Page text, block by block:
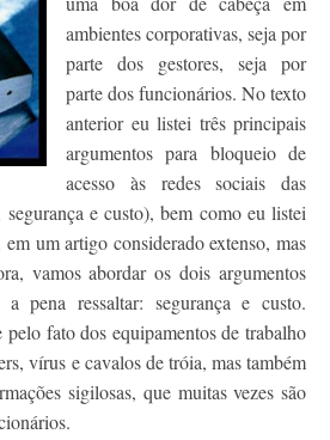
ambientes corporativas, seja por
parte dos gestores, seja por
parte dos funcionários. No texto
anterior eu listei três principais
argumentos para bloqueio de
acesso às redes sociais das
e custo), bem como eu listei
um artigo considerado extenso, mas
vamos abordar os dois argumentos
pena ressaltar: segurança e custo.
pelo fato dos equipamentos de trabalho
vírus e cavalos de tróia, mas também
sigilosas, que muitas vezes são